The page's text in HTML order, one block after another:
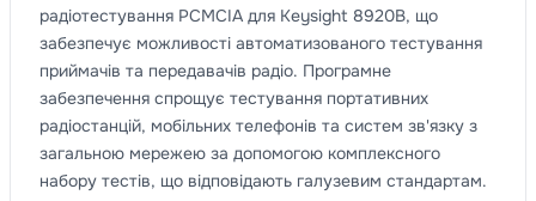
радіотестування PCMCIA для Keysight 8920B, що
забезпечує можливості автоматизованого тестування
приймачів та передавачів радіо. Програмне
забезпечення спрощує тестування портативних
радіостанцій, мобільних телефонів та систем зв'язку з
загальною мережею за допомогою комплексного
набору тестів, що відповідають галузевим стандартам.